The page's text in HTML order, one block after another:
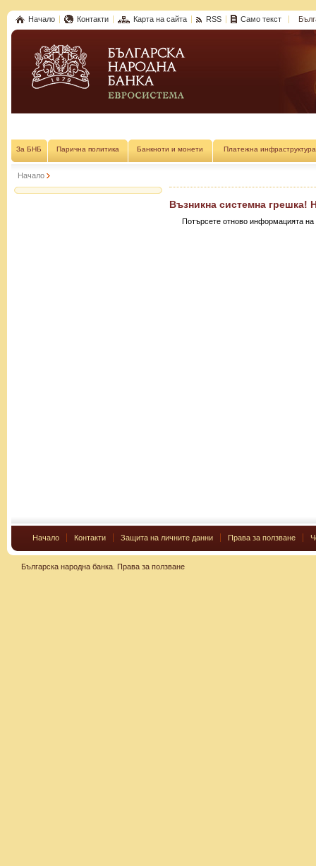
Начало Контакти Карта на сайта RSS Само текст
За БНБ Парична политика Банкноти и монети Платежна инфраструктура
Начало
Възникна системна грешка!
Потърсете отново информацията на
Начало Контакти Защита на личните данни Права за ползване
Българска народна банка. Права за ползване